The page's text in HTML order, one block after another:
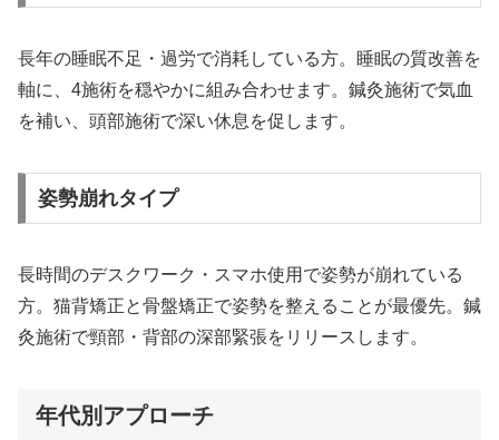
長年の睡眠不足・過労で消耗している方。睡眠の質改善を
軸に、4施術を穏やかに組み合わせます。鍼灸施術で気血
を補い、頭部施術で深い休息を促します。
姿勢崩れタイプ
長時間のデスクワーク・スマホ使用で姿勢が崩れている
方。猫背矯正と骨盤矯正で姿勢を整えることが最優先。鍼
灸施術で頸部・背部の深部緊張をリリースします。
年代別アプローチ